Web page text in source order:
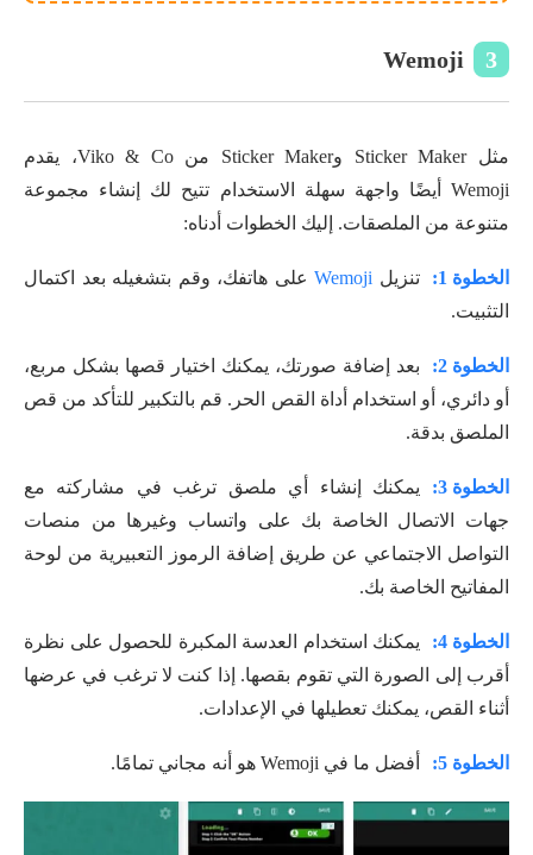
3
Wemoji
مثل Sticker Maker وSticker Maker من Viko & Co، يقدم
Wemoji أيضًا واجهة سهلة الاستخدام تتيح لك إنشاء مجموعة
متنوعة من الملصقات. إليك الخطوات أدناه:
الخطوة 1: تنزيل Wemojiعلى هاتفك، وقم بتشغيله بعد اكتمال
التثبيت.
الخطوة 2:
بعد إضافة صورتك، يمكنك اختيار قصها بشكل مربع،
أو دائري، أو استخدام أداة القص الحر. قم بالتكبير للتأكد من قص
الملصق بدقة.
الخطوة 3:
يمكنك إنشاء أي ملصق ترغب في مشاركته مع
جهات الاتصال الخاصة بك على واتساب وغيرها من منصات
التواصل الاجتماعي عن طريق إضافة الرموز التعبيرية من لوحة
المفاتيح الخاصة بك.
الخطوة 4:
يمكنك استخدام العدسة المكبرة للحصول على نظرة
أقرب إلى الصورة التي تقوم بقصها. إذا كنت لا ترغب في عرضها
أثناء القص، يمكنك تعطيلها في الإعدادات.
الخطوة 5: أفضل ما في Wemoji هو أنه مجاني تمامًا.